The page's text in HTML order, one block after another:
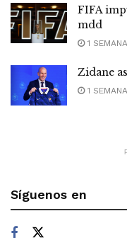
FIFA
mdd
1
Zidane
1
Síguenos en